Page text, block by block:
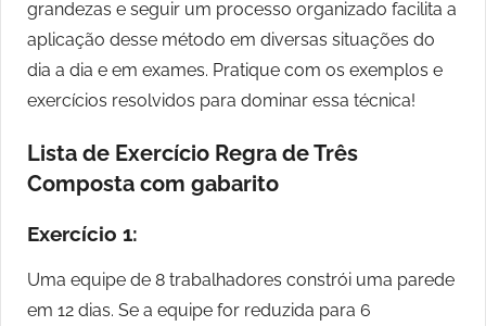
grandezas e seguir um processo organizado facilita a
aplicação desse método em diversas situações do
dia a dia e em exames. Pratique com os exemplos e
exercícios resolvidos para dominar essa técnica!
Lista de Exercício Regra de Três
Composta com gabarito
Exercício 1:
Uma equipe de 8 trabalhadores constrói uma parede
em 12 dias. Se a equipe for reduzida para 6